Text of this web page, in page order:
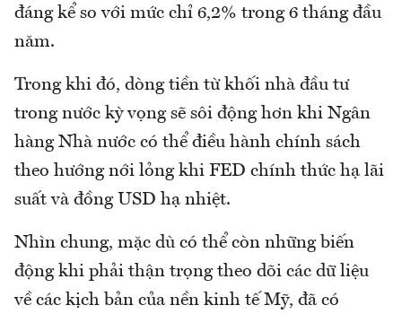
đáng kể so với mức chỉ 6,2% trong 6 tháng đầu
năm.
Trong khi đó, dòng tiền từ khối nhà đầu tư
trong nước kỳ vọng sẽ sôi động hơn khi Ngân
hàng Nhà nước có thể điều hành chính sách
theo hướng nới lỏng khi FED chính thức hạ lãi
suất và đồng USD hạ nhiệt.
Nhìn chung, mặc dù có thể còn những biến
động khi phải thận trọng theo dõi các dữ liệu
về các kịch bản của nền kinh tế Mỹ, đã có